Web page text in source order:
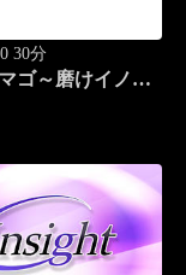
30分
ゴ～磨けイノベ